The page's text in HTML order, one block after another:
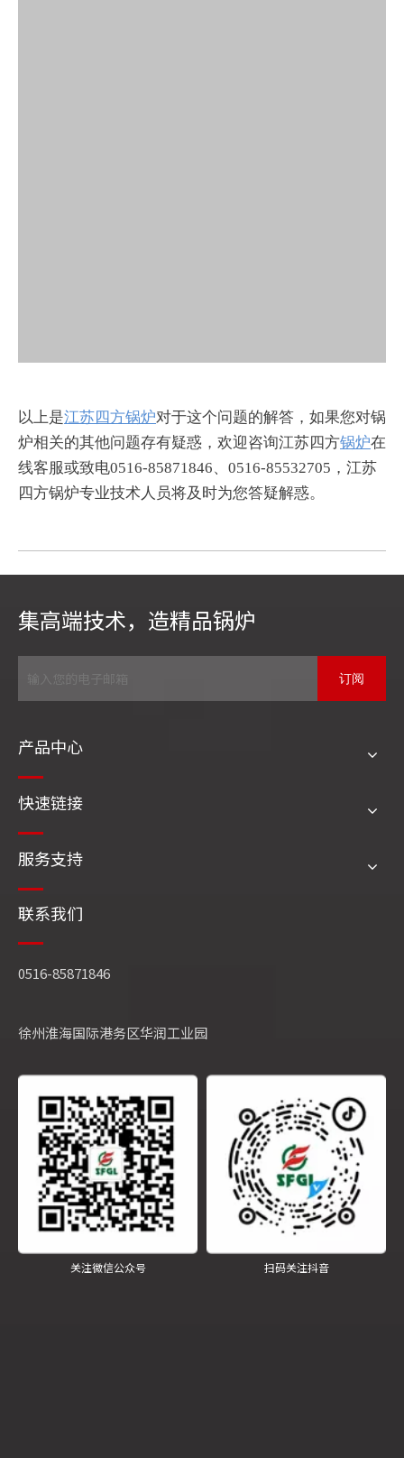
以上是江苏四方锅炉对于这个问题的解答，如果您对锅
炉相关的其他问题存有疑惑，欢迎咨询江苏四方锅炉在
线客服或致电0516-85871846、0516-85532705，江苏
四方锅炉专业技术人员将及时为您答疑解惑。
WNSL燃油燃气锅炉
SZS燃油燃气锅炉
SFG（含π）燃油燃气锅炉
DHL角管锅炉
QXX循环流化床
相关文章
集高端技术，造精品锅炉
订阅
产品中心
快速链接
服务支持
联系我们
0516-85871846
徐州淮海国际港务区华润工业园
关注微信公众号 扫码关注抖音